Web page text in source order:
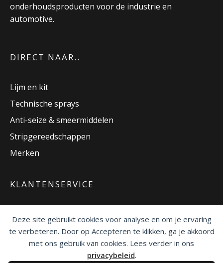
Deze site gebruikt cookies voor analyse en om je ervaring
te verbeteren. Door op Accepteren te klikken, ga je akkoord
met ons gebruik van cookies. Lees verder in ons
privacybeleid.
onderhoudsproducten voor de industrie en
automotive.
DIRECT NAAR..
Lijm en kit
Technische sprays
Anti-seize & smeermiddelen
Stripgereedschappen
Merken
KLANTENSERVICE
Veelgestelde vragen
Betaalmethoden
Verzending